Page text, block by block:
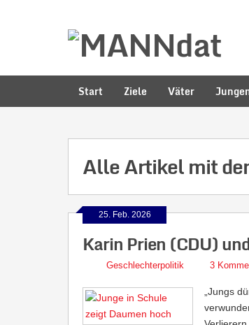
Start Ziele Väter
Alle Artikel mit
25. Feb. 2026
Karin Prien (CDU)
Geschlechterpolitik 3
„Jungs